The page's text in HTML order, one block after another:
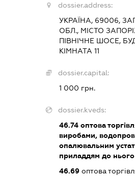
dossier.address:
УКРАЇНА, 69006,
ОБЛ., МІСТО
ПІВНІЧНЕ ШОСЕ,
КІМНАТА 11
dossier.capital:
1 000 грн.
dossier.kveds:
46.74оптова
виробами,
опалювальним
приладдям до нього
46.69оптова